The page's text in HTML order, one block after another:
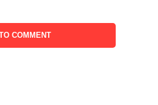
COMMENT